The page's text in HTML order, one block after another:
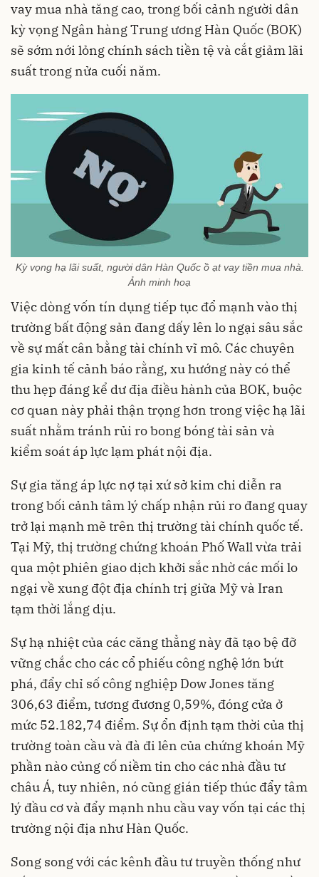
vay mua nhà tăng cao, trong bối cảnh người dân
kỳ vọng Ngân hàng Trung ương Hàn Quốc (BOK)
sẽ sớm nới lỏng chính sách tiền tệ và cắt giảm lãi
suất trong nửa cuối năm.
Kỳ vọng hạ lãi suất, người dân Hàn Quốc ồ ạt vay tiền mua nhà.
Ảnh minh hoạ
Việc dòng vốn tín dụng tiếp tục đổ mạnh vào thị
trường bất động sản đang dấy lên lo ngại sâu sắc
về sự mất cân bằng tài chính vĩ mô. Các chuyên
gia kinh tế cảnh báo rằng, xu hướng này có thể
thu hẹp đáng kể dư địa điều hành của BOK, buộc
cơ quan này phải thận trọng hơn trong việc hạ lãi
suất nhằm tránh rủi ro bong bóng tài sản và
kiểm soát áp lực lạm phát nội địa.
Sự gia tăng áp lực nợ tại xứ sở kim chi diễn ra
trong bối cảnh tâm lý chấp nhận rủi ro đang quay
trở lại mạnh mẽ trên thị trường tài chính quốc tế.
Tại Mỹ, thị trường chứng khoán Phố Wall vừa trải
qua một phiên giao dịch khởi sắc nhờ các mối lo
ngại về xung đột địa chính trị giữa Mỹ và Iran
tạm thời lắng dịu.
Sự hạ nhiệt của các căng thẳng này đã tạo bệ đỡ
vững chắc cho các cổ phiếu công nghệ lớn bứt
phá, đẩy chỉ số công nghiệp Dow Jones tăng
306,63 điểm, tương đương 0,59%, đóng cửa ở
mức 52.182,74 điểm. Sự ổn định tạm thời của thị
trường toàn cầu và đà đi lên của chứng khoán Mỹ
phần nào củng cố niềm tin cho các nhà đầu tư
châu Á, tuy nhiên, nó cũng gián tiếp thúc đẩy tâm
lý đầu cơ và đẩy mạnh nhu cầu vay vốn tại các thị
trường nội địa như Hàn Quốc.
Song song với các kênh đầu tư truyền thống như